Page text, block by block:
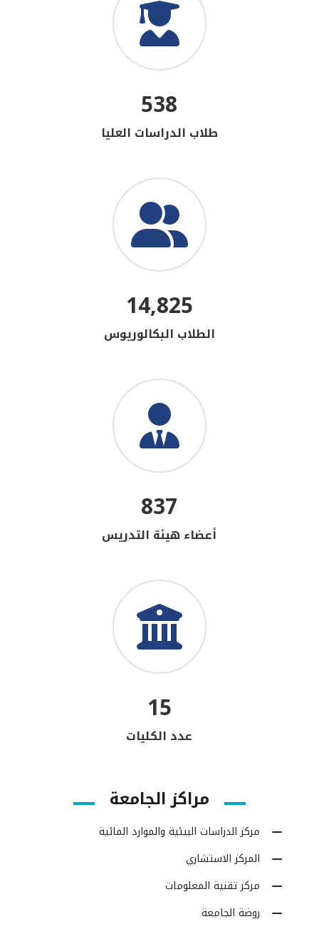
538
طلاب الدراسات العليا
14,825
الطلاب البكالوريوس
837
أعضاء هيئة التدريس
15
عدد الكليات
مراكز الجامعة
مركز الدراسات البيئية والموارد المائية
المركز الاستشاري
مركز تقنية المعلومات
روضة الجامعة